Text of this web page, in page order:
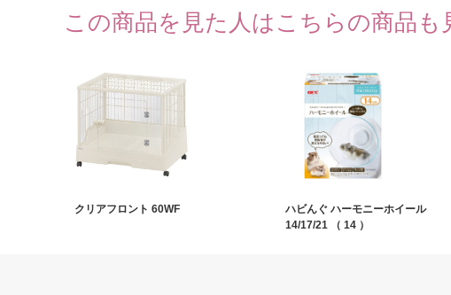
この商品を見た人はこちらの商品も
クリアフロント 60WF
ハビんぐ ハーモニーホイール
14/17/21 （ 14 ）